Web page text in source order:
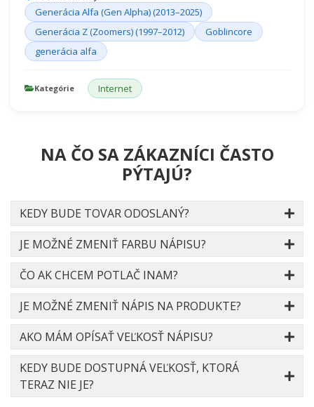
Generácia Alfa (Gen Alpha) (2013–2025)
Generácia Z (Zoomers) (1997–2012)
Goblincore
generácia alfa
Kategórie Internet
NA ČO SA ZÁKAZNÍCI ČASTO
PÝTAJÚ?
KEDY BUDE TOVAR ODOSLANÝ?
JE MOŽNÉ ZMENIŤ FARBU NÁPISU?
ČO AK CHCEM POTLAČ INAM?
JE MOŽNÉ ZMENIŤ NÁPIS NA PRODUKTE?
AKO MÁM OPÍSAŤ VEĽKOSŤ NÁPISU?
KEDY BUDE DOSTUPNÁ VEĽKOSŤ, KTORÁ
TERAZ NIE JE?